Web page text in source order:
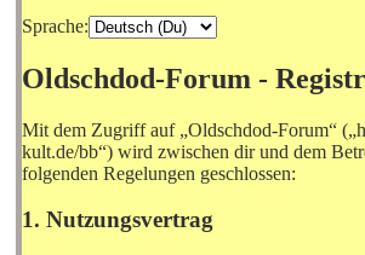
Sprache:
Oldschdod-Forum -
Mit dem Zugriff auf „Oldschdod-Forum“
kult.de/bb“) wird zwischen dir und dem
folgenden Regelungen geschlossen:
1. Nutzungsvertrag